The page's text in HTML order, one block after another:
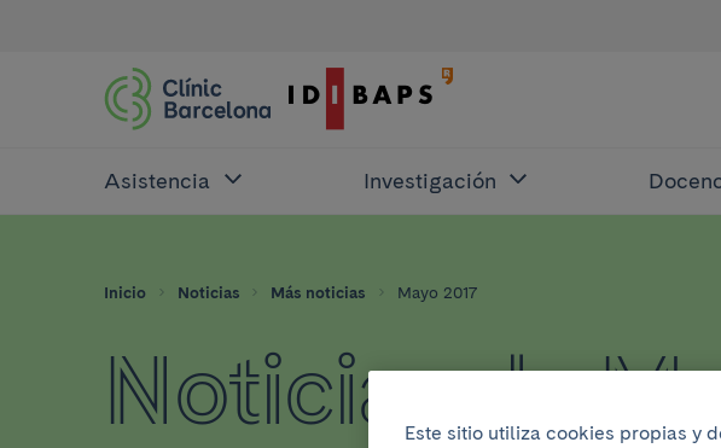
Asistencia Investigación
Inicio Noticias Más noticias Mayo 2017
Noticias de
Este sitio utiliza cookies propias y